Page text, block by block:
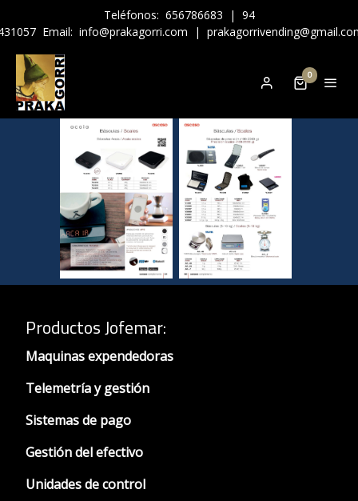
Teléfonos: 656786683 | 94
Email: info@prakagorri.com |
0
Productos Jofemar:
Maquinas expendedoras
Telemetría y gestión
Sistemas de pago
Gestión del efectivo
Unidades de control